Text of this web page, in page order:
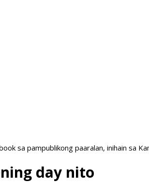
sa pampublikong paaralan, inihain sa
day nito